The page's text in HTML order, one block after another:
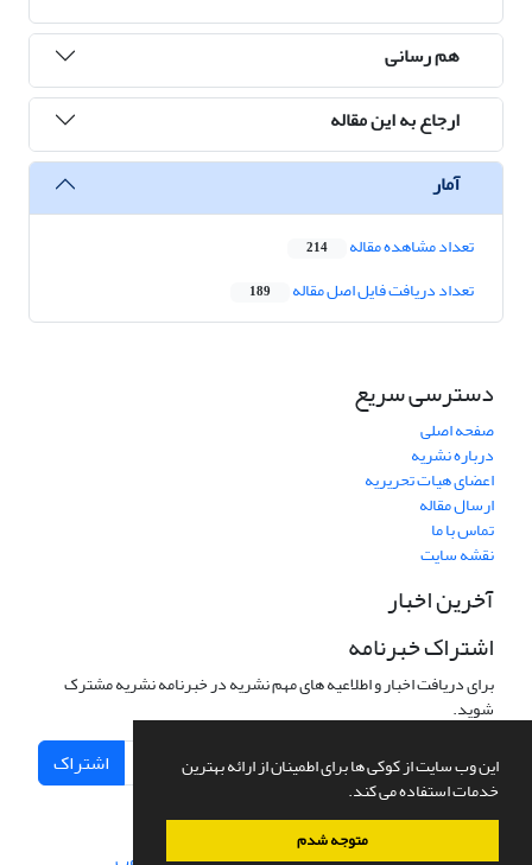
این وب سایت از کوکی ها برای اطمینان از ارائه بهترین
خدمات استفاده می کند.
متوجه شدم
هم رسانی
ارجاع به این مقاله
آمار
تعداد مشاهده مقاله 214
تعداد دریافت فایل اصل مقاله 189
دسترسی سریع
صفحه اصلی
درباره نشریه
اعضای هیات تحریریه
ارسال مقاله
تماس با ما
نقشه سایت
آخرین اخبار
اشتراک خبرنامه
برای دریافت اخبار و اطلاعیه های مهم نشریه در خبرنامه نشریه مشترک
شوید.
اشتراک